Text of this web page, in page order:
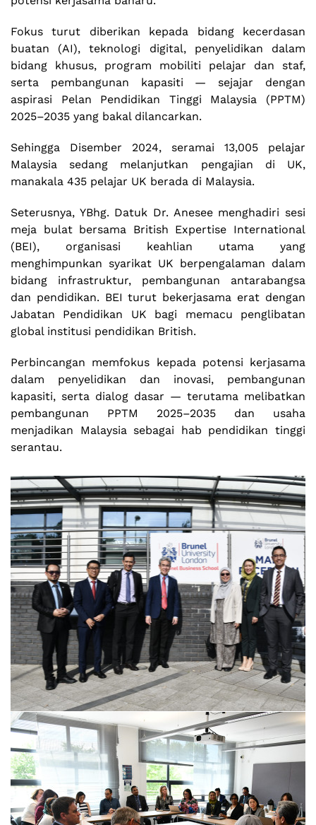
Fokus turut diberikan kepada bidang kecerdasan
buatan (AI), teknologi digital, penyelidikan dalam
bidang khusus, program mobiliti pelajar dan staf,
serta pembangunan kapasiti — sejajar dengan
aspirasi Pelan Pendidikan Tinggi Malaysia (PPTM)
2025–2035 yang bakal dilancarkan.
Sehingga Disember 2024, seramai 13,005 pelajar
Malaysia sedang melanjutkan pengajian di UK,
manakala 435 pelajar UK berada di Malaysia.
Seterusnya, YBhg. Datuk Dr. Anesee menghadiri sesi
meja bulat bersama British Expertise International
(BEI), organisasi keahlian utama yang
menghimpunkan syarikat UK berpengalaman dalam
bidang infrastruktur, pembangunan antarabangsa
dan pendidikan. BEI turut bekerjasama erat dengan
Jabatan Pendidikan UK bagi memacu penglibatan
global institusi pendidikan British.
Perbincangan memfokus kepada potensi kerjasama
dalam penyelidikan dan inovasi, pembangunan
kapasiti, serta dialog dasar — terutama melibatkan
pembangunan PPTM 2025–2035 dan usaha
menjadikan Malaysia sebagai hab pendidikan tinggi
serantau.